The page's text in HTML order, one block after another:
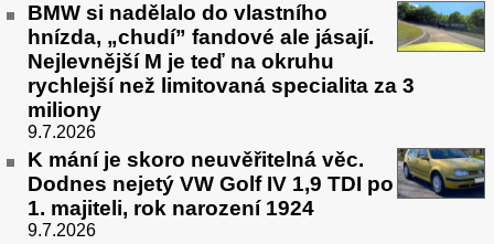
BMW si nadělalo do vlastního
hnízda, „chudí” fandové ale jásají.
Nejlevnější M je teď na okruhu
rychlejší než limitovaná specialita za 3
miliony
9.7.2026
K mání je skoro neuvěřitelná věc.
Dodnes nejetý VW Golf IV 1,9 TDI po
1. majiteli, rok narození 1924
9.7.2026